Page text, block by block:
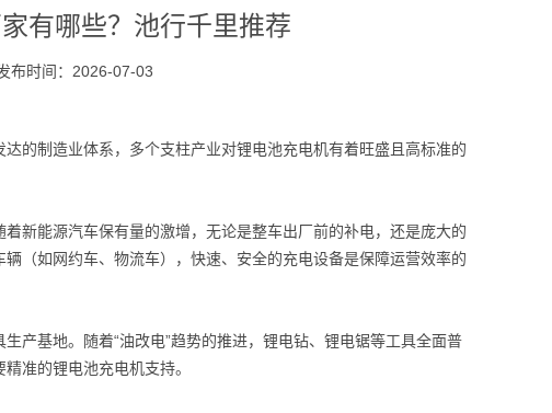
有哪些？池行千里推荐
布时间：2026-07-03
的制造业体系，多个支柱产业对锂电池充电机有着旺盛且高标准的
新能源汽车保有量的激增，无论是整车出厂前的补电，还是庞大的
（如网约车、物流车），快速、安全的充电设备是保障运营效率的
产基地。随着“油改电”趋势的推进，锂电钻、锂电锯等工具全面普
准的锂电池充电机支持。